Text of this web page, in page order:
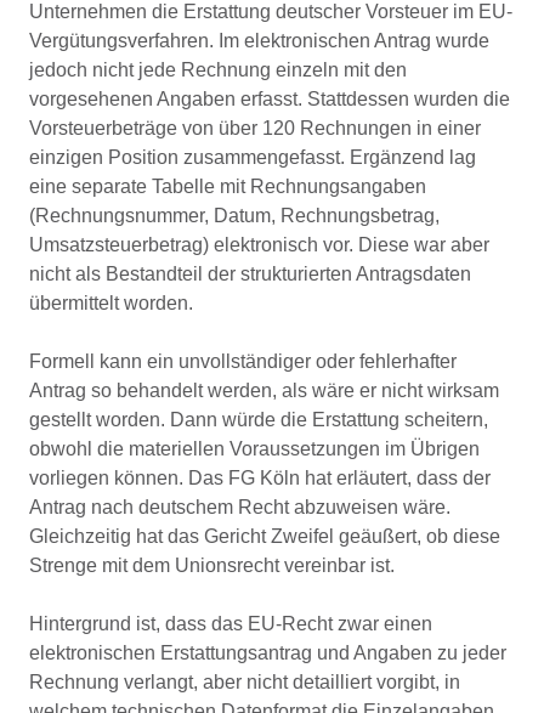
Unternehmen die Erstattung deutscher Vorsteuer im EU-
Vergütungsverfahren. Im elektronischen Antrag wurde
jedoch nicht jede Rechnung einzeln mit den
vorgesehenen Angaben erfasst. Stattdessen wurden die
Vorsteuerbeträge von über 120 Rechnungen in einer
einzigen Position zusammengefasst. Ergänzend lag
eine separate Tabelle mit Rechnungsangaben
(Rechnungsnummer, Datum, Rechnungsbetrag,
Umsatzsteuerbetrag) elektronisch vor. Diese war aber
nicht als Bestandteil der strukturierten Antragsdaten
übermittelt worden.
Formell kann ein unvollständiger oder fehlerhafter
Antrag so behandelt werden, als wäre er nicht wirksam
gestellt worden. Dann würde die Erstattung scheitern,
obwohl die materiellen Voraussetzungen im Übrigen
vorliegen können. Das FG Köln hat erläutert, dass der
Antrag nach deutschem Recht abzuweisen wäre.
Gleichzeitig hat das Gericht Zweifel geäußert, ob diese
Strenge mit dem Unionsrecht vereinbar ist.
Hintergrund ist, dass das EU-Recht zwar einen
elektronischen Erstattungsantrag und Angaben zu jeder
Rechnung verlangt, aber nicht detailliert vorgibt, in